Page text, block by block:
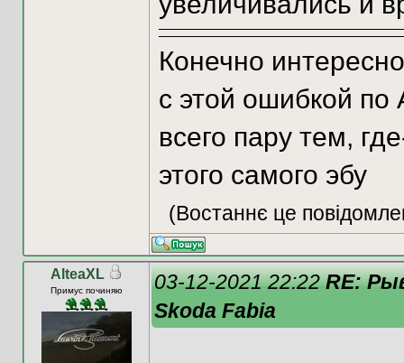
Конечно
с этой ошибкой
всего пару тем,
этого самого эбу
(Востаннє це
AlteaXL
Примус починяю 03-12-2021 22:22RE:
Skoda Fabia